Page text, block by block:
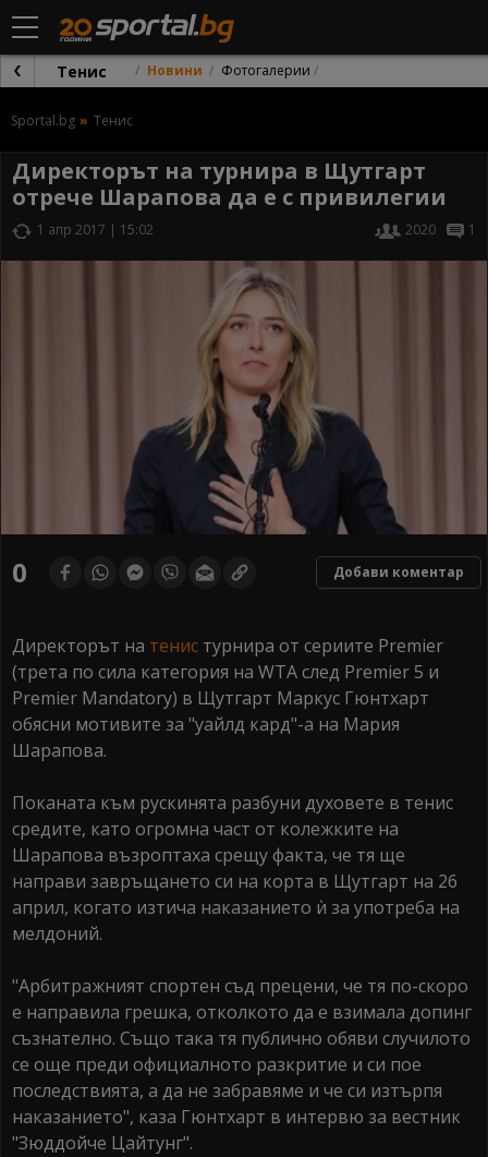
Тенис Новини Фотогалерии
Sportal.bg Тенис
Директорът на турнира в Щутгарт
отрече Шарапова да е с привилегии
1 апр 2017 | 15:02 2020 1
0 Добави коментар
Директорът на тенис турнира от сериите Premier
(трета по сила категория на WTA след Premier 5 и
Premier Mandatory) в Щутгарт Маркус Гюнтхарт
обясни мотивите за "уайлд кард"-а на Мария
Шарапова.
Поканата към рускинята разбуни духовете в тенис
средите, като огромна част от колежките на
Шарапова възроптаха срещу факта, че тя ще
направи завръщането си на корта в Щутгарт на 26
април, когато изтича наказанието ѝ за употреба на
мелдоний.
"Арбитражният спортен съд прецени, че тя по-скоро
е направила грешка, отколкото да е взимала допинг
съзнателно. Също така тя публично обяви случилото
се още преди официалното разкритие и си пое
последствията, а да не забравяме и че си изтърпя
наказанието", каза Гюнтхарт в интервю за вестник
"Зюддойче Цайтунг".